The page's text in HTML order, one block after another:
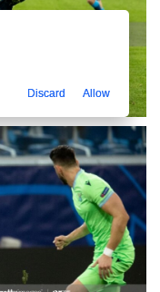
Discard Allow